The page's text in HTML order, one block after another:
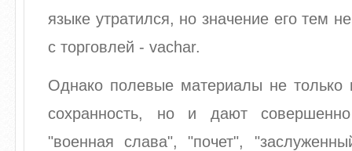
языке утратился, но значение его тем
с торговлей - vachar.
Однако полевые материалы не только
сохранность, но и дают
"военная слава", "почет",